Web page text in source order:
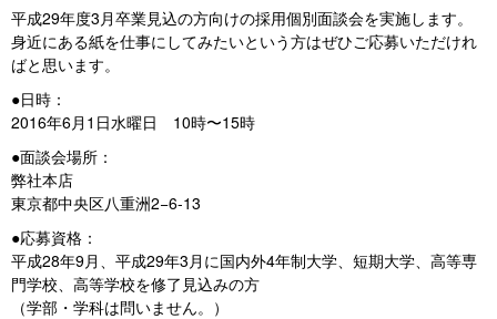
平成29年度3月卒業見込の方向けの採用個別面談会を実施します。
身近にある紙を仕事にしてみたいという方はぜひご応募いただけれ
ばと思います。
●日時：
2016年6月1日水曜日 10時〜15時
●面談会場所：
弊社本店
東京都中央区八重洲2−6-13
●応募資格：
平成28年9月、平成29年3月に国内外4年制大学、短期大学、高等専
門学校、高等学校を修了見込みの方
（学部・学科は問いません。）